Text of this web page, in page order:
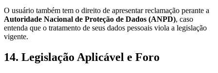
O usuário também tem o direito de apresentar reclamação perante a
Autoridade Nacional de Proteção de Dados (ANPD), caso
entenda que o tratamento de seus dados pessoais viola a legislação
vigente.
14. Legislação Aplicável e Foro